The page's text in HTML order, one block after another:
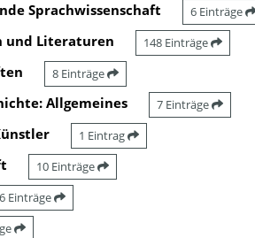
Sprachwissenschaft 6 Einträge
und Literaturen 148 Einträge
8 Einträge
Allgemeines 7 Einträge
1 Eintrag
10 Einträge
Einträge